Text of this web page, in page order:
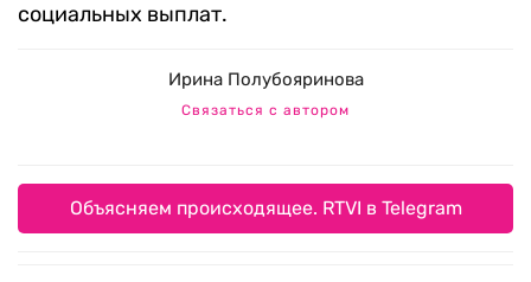
социальных выплат.
Ирина Полубояринова
Связаться с автором
Объясняем происходящее. RTVI в Telegram